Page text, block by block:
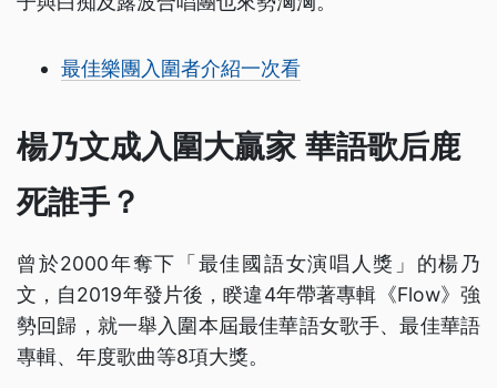
最佳樂團入圍者介紹一次看
楊乃文成入圍大贏家 華語歌后鹿
死誰手？
曾於2000年奪下「最佳國語女演唱人獎」的楊乃
文，自2019年發片後，睽違4年帶著專輯《Flow》強
勢回歸，就一舉入圍本屆最佳華語女歌手、最佳華語
專輯、年度歌曲等8項大獎。